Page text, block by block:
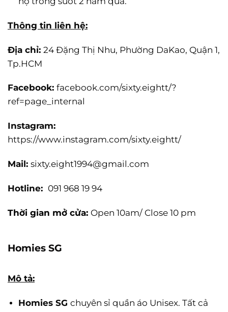
Thông tin liên hệ:
Địa chỉ: 24 Đặng Thị Nhu, Phường DaKao, Quận 1,
Tp.HCM
Facebook: facebook.com/sixty.eightt/?
ref=page_internal
Instagram:
https://www.instagram.com/sixty.eightt/
Mail: sixty.eight1994@gmail.com
Hotline: 091 968 19 94
Thời gian mở cửa: Open 10am/ Close 10 pm
Homies SG
Mô tả:
Homies SG chuyên sỉ quần áo Unisex. Tất cả